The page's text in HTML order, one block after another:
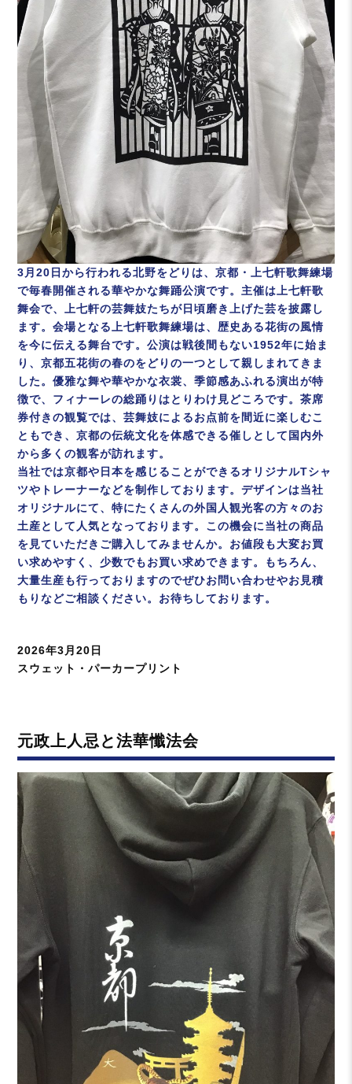
3月20日から行われる北野をどりは、京都・上七軒歌舞練場
で毎春開催される華やかな舞踊公演です。主催は上七軒歌
舞会で、上七軒の芸舞妓たちが日頃磨き上げた芸を披露し
ます。会場となる上七軒歌舞練場は、歴史ある花街の風情
を今に伝える舞台です。公演は戦後間もない1952年に始ま
り、京都五花街の春のをどりの一つとして親しまれてきま
した。優雅な舞や華やかな衣裳、季節感あふれる演出が特
徴で、フィナーレの総踊りはとりわけ見どころです。茶席
券付きの観覧では、芸舞妓によるお点前を間近に楽しむこ
ともでき、京都の伝統文化を体感できる催しとして国内外
から多くの観客が訪れます。
当社では京都や日本を感じることができるオリジナルTシャ
ツやトレーナーなどを制作しております。デザインは当社
オリジナルにて、特にたくさんの外国人観光客の方々のお
土産として人気となっております。この機会に当社の商品
を見ていただきご購入してみませんか。お値段も大変お買
い求めやすく、少数でもお買い求めできます。もちろん、
大量生産も行っておりますのでぜひお問い合わせやお見積
もりなどご相談ください。お待ちしております。
投
稿
2026年3月20日
カ
ー
スウェット・パーカープリント
元政上人忌と法華懺法会